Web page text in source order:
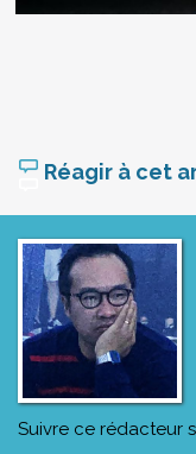
Réagir à cet
Suivre ce rédacteur